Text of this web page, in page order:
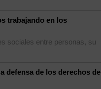
trabajando en los
sociales entre personas, su
defensa de los derechos de